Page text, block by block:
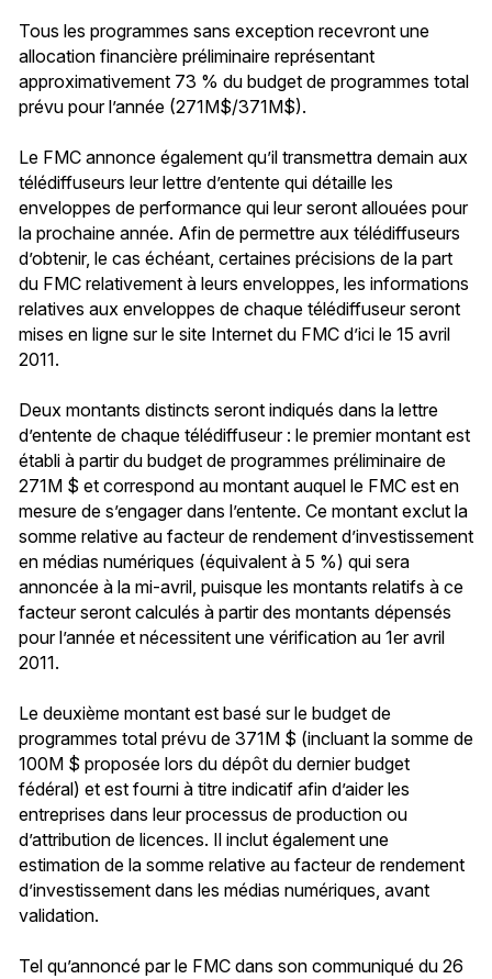
Tous les programmes sans exception recevront une
allocation financière préliminaire représentant
approximativement 73 % du budget de programmes total
prévu pour l’année (271M$/371M$).
Le FMC annonce également qu’il transmettra demain aux
télédiffuseurs leur lettre d’entente qui détaille les
enveloppes de performance qui leur seront allouées pour
la prochaine année. Afin de permettre aux télédiffuseurs
d’obtenir, le cas échéant, certaines précisions de la part
du FMC relativement à leurs enveloppes, les informations
relatives aux enveloppes de chaque télédiffuseur seront
mises en ligne sur le site Internet du FMC d’ici le 15 avril
2011.
Deux montants distincts seront indiqués dans la lettre
d’entente de chaque télédiffuseur : le premier montant est
établi à partir du budget de programmes préliminaire de
271M $ et correspond au montant auquel le FMC est en
mesure de s’engager dans l’entente. Ce montant exclut la
somme relative au facteur de rendement d’investissement
en médias numériques (équivalent à 5 %) qui sera
annoncée à la mi-avril, puisque les montants relatifs à ce
facteur seront calculés à partir des montants dépensés
pour l’année et nécessitent une vérification au 1er avril
2011.
Le deuxième montant est basé sur le budget de
programmes total prévu de 371M $ (incluant la somme de
100M $ proposée lors du dépôt du dernier budget
fédéral) et est fourni à titre indicatif afin d’aider les
entreprises dans leur processus de production ou
d’attribution de licences. Il inclut également une
estimation de la somme relative au facteur de rendement
d’investissement dans les médias numériques, avant
validation.
Tel qu’annoncé par le FMC dans son communiqué du 26